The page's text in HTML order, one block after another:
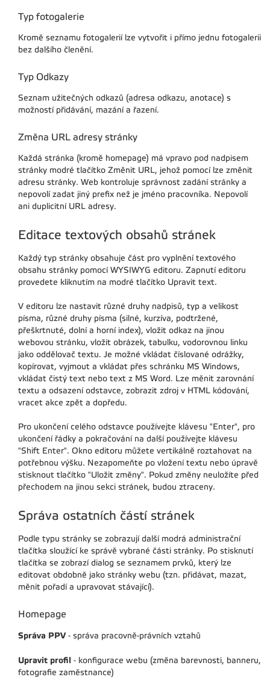
Typ fotogalerie
Kromě seznamu fotogalerií lze vytvořit i přímo jednu fotogalerii
bez dalšího členění.
Typ Odkazy
Seznam užitečných odkazů (adresa odkazu, anotace) s
možností přidávání, mazání a řazení.
Změna URL adresy stránky
Každá stránka (kromě homepage) má vpravo pod nadpisem
stránky modré tlačítko Změnit URL, jehož pomocí lze změnit
adresu stránky. Web kontroluje správnost zadání stránky a
nepovolí zadat jiný prefix než je jméno pracovníka. Nepovolí
ani duplicitní URL adresy.
Editace textových obsahů stránek
Každý typ stránky obsahuje část pro vyplnění textového
obsahu stránky pomocí WYSIWYG editoru. Zapnutí editoru
provedete kliknutím na modré tlačítko Upravit text.
V editoru lze nastavit různé druhy nadpisů, typ a velikost
písma, různé druhy písma (silné, kurzíva, podtržené,
přeškrtnuté, dolní a horní index), vložit odkaz na jinou
webovou stránku, vložit obrázek, tabulku, vodorovnou linku
jako oddělovač textu. Je možné vkládat číslované odrážky,
kopírovat, vyjmout a vkládat přes schránku MS Windows,
vkládat čistý text nebo text z MS Word. Lze měnit zarovnání
textu a odsazení odstavce, zobrazit zdroj v HTML kódování,
vracet akce zpět a dopředu.
Pro ukončení celého odstavce používejte klávesu "Enter", pro
ukončení řádky a pokračování na další používejte klávesu
"Shift Enter". Okno editoru můžete vertikálně roztahovat na
potřebnou výšku. Nezapomeňte po vložení textu nebo úpravě
stisknout tlačítko "Uložit změny". Pokud změny neuložíte před
přechodem na jinou sekci stránek, budou ztraceny.
Správa ostatních částí stránek
Podle typu stránky se zobrazují další modrá administrační
tlačítka sloužící ke správě vybrané části stránky. Po stisknutí
tlačítka se zobrazí dialog se seznamem prvků, který lze
editovat obdobně jako stránky webu (tzn. přidávat, mazat,
měnit pořadí a upravovat stávající).
Homepage
Správa PPV- správa pracovně-právních vztahů
Upravit profil - konfigurace webu (změna barevnosti, banneru,
fotografie zaměstnance)